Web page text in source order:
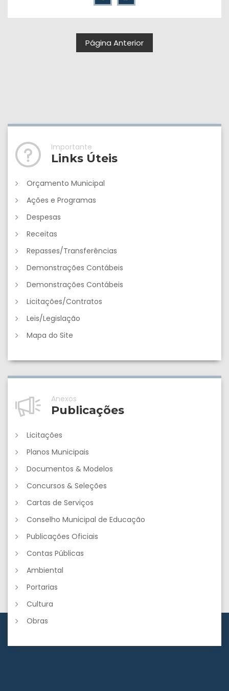
Página Anterior
Importante
Links Úteis
Orçamento Municipal
Ações e Programas
Despesas
Receitas
Repasses/Transferências
Demonstrações Contábeis
Demonstrações Contábeis
Licitações/Contratos
Leis/Legislação
Mapa do Site
Anexos
Publicações
Licitações
Planos Municipais
Documentos & Modelos
Concursos & Seleções
Cartas de Serviços
Conselho Municipal de Educação
Publicações Oficiais
Contas Públicas
Ambiental
Portarias
Cultura
Obras